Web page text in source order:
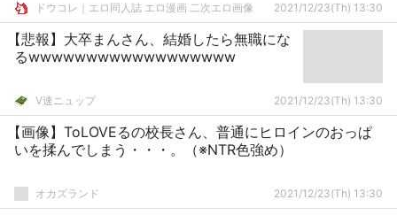
ドウコレ｜エロ同人誌 エロ漫画 二次エロ画像 2021/12/23(Th) 13:30
【悲報】大卒まんさん、結婚したら無職にな
るwwwwwwwwwwwwwwwwww
V速ニュップ 2021/12/23(Th) 13:30
【画像】ToLOVEるの校長さん、普通にヒロインのおっぱ
いを揉んでしまう・・・。（※NTR色強め）
オカズランド 2021/12/23(Th) 13:30